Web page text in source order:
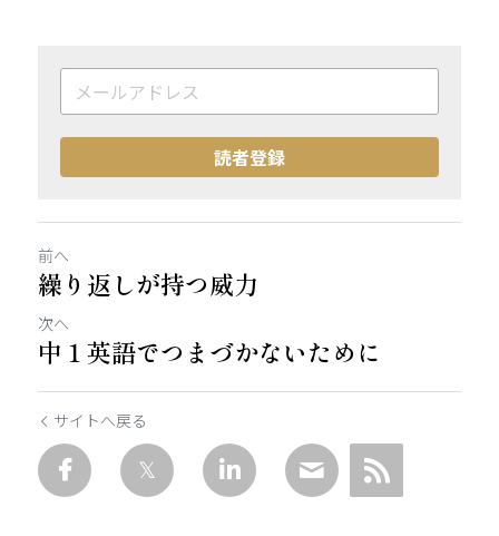
読者登録
前へ
繰り返しが持つ威力
次へ
中１英語でつまづかないために
サイトへ戻る